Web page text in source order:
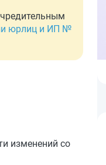
юрлиц и ИП №
изменений со